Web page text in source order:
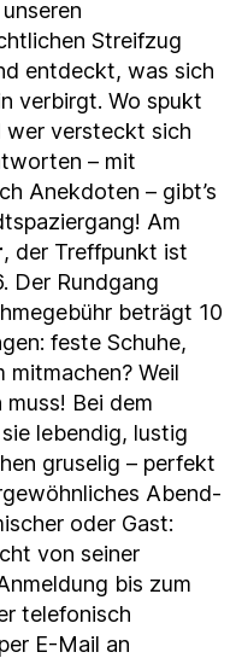
Streifzug
entdeckt, was sich
verbirgt. Wo spukt
wer versteckt sich
– mit
Anekdoten – gibt’s
Am
, der Treffpunkt ist
Der Rundgang
beträgt 10
feste Schuhe,
mitmachen? Weil
Bei dem
lebendig, lustig
gruselig – perfekt
Abend-
oder Gast:
von seiner
bis zum
telefonisch
E-Mail an